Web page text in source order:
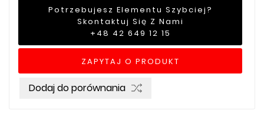
Potrzebujesz Elementu Szybciej?
Skontaktuj Się Z Nami
+48 42 649 12 15
ZAPYTAJ O PRODUKT
Dodaj do porównania